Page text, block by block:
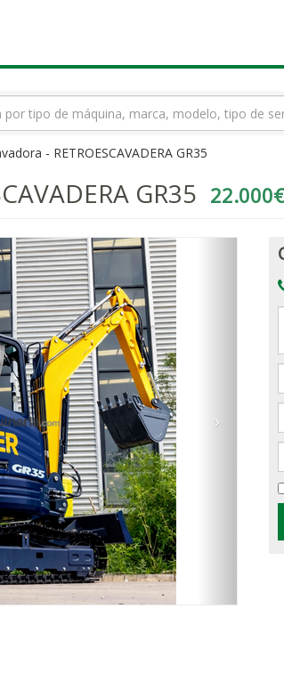
- RETROESCAVADERA GR35
GR35 22.000€
›